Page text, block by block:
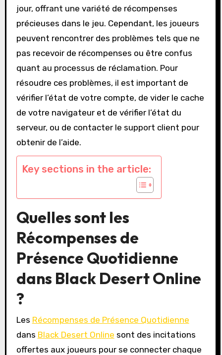
jour, offrant une variété de récompenses
précieuses dans le jeu. Cependant, les joueurs
peuvent rencontrer des problèmes tels que ne
pas recevoir de récompenses ou être confus
quant au processus de réclamation. Pour
résoudre ces problèmes, il est important de
vérifier l’état de votre compte, de vider le cache
de votre navigateur et de vérifier l’état du
serveur, ou de contacter le support client pour
obtenir de l’aide.
Key sections in the article:
Quelles sont les
Récompenses de
Présence Quotidienne
dans Black Desert Online
?
Les Récompenses de Présence Quotidienne
dans Black Desert Online sont des incitations
offertes aux joueurs pour se connecter chaque